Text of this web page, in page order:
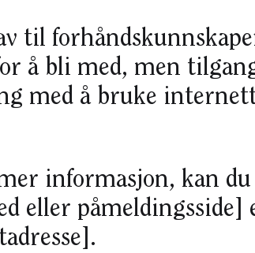
til
å bli med, men
med å bruke
informasjon, kan
eller påmeldingsside]